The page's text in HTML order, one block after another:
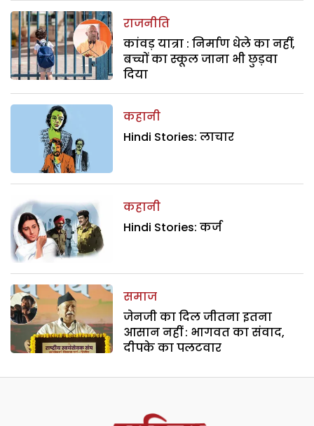
राजनीति
कांवड़ यात्रा : निर्माण धेले का नहीं,
बच्चों का स्कूल जाना भी छुड़वा
दिया
कहानी
Hindi Stories: लाचार
कहानी
Hindi Stories: कर्ज
समाज
जेनजी का दिल जीतना इतना
आसान नहीं : भागवत का संवाद,
दीपके का पलटवार